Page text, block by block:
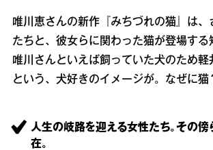
唯川恵さんの新作『みちづれの猫』は、
たちと、彼女らに関わった猫が登場する
唯川さんといえば飼っていた犬のため軽
という、犬好きのイメージが。なぜに猫
人生の岐路を迎える女性たち。その傍
在。